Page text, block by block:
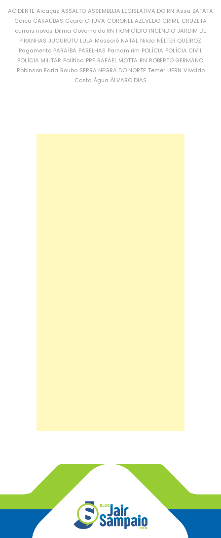
ACIDENTE Alcaçuz ASSALTO ASSEMBLEIA LEGISLATIVA DO RN Assu BATATA
Caicó CARAÚBAS Ceará CHUVA CORONEL AZEVEDO CRIME CRUZETA
currais novos Dilma Governo do RN HOMICÍDIO INCÊNDIO JARDIM DE
PIRANHAS JUCURUTU LULA Mossoró NATAL Nilda NÉLTER QUEIROZ
Pagamento PARAÍBA PARELHAS Parnamirim POLÍCIA POLÍCIA CIVIL
POLÍCIA MILITAR Política PRF RAFAEL MOTTA RN ROBERTO GERMANO
Robinson Faria Roubo SERRA NEGRA DO NORTE Temer UFRN Vivaldo
Costa Água ÁLVARO DIAS